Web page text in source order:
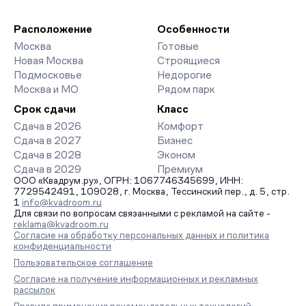
организует просмотр и поможет одобрить ипотеку по
минимальной ставке. Чтобы зафиксировать цену, оставьте
заявку на обратный звонок.
Расположение
Москва
Новая Москва
Подмосковье
Москва и МО
Особенности
Готовые
Строящиеся
Недорогие
Рядом парк
Срок сдачи
Сдача в 2026
Сдача в 2027
Сдача в 2028
Сдача в 2029
Класс
Комфорт
Бизнес
Эконом
Премиум
ООО «Квадрум.ру», ОГРН: 1067746345699, ИНН:
7729542491, 109028, г. Москва, Тессинский пер., д. 5, стр.
1 info@kvadroom.ru
Для связи по вопросам связанными с рекламой на сайте -
reklama@kvadroom.ru
Согласие на обработку персональных данных и политика
конфиденциальности
Пользовательское соглашение
Согласие на получение информационных и рекламных
рассылок